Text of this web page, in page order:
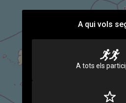
A qui vols
A tots els